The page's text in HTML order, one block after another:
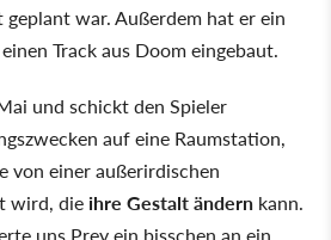
war. Außerdem hat er ein
Track aus Doom eingebaut.
und schickt den Spieler
auf eine Raumstation,
von einer außerirdischen
wird, die ihre Gestalt ändern kann.